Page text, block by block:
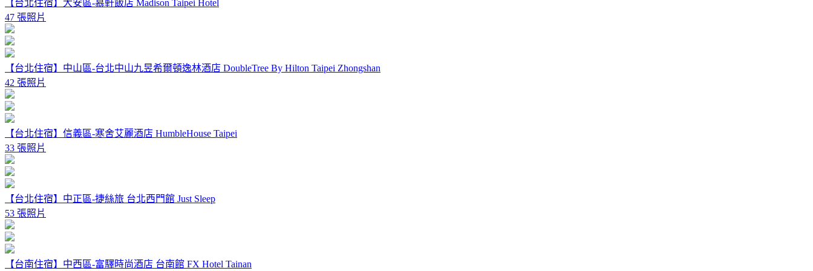
【台北住宿】大安區-慕軒飯店 Madison Taipei Hotel
47 張照片
【台北住宿】中山區-台北中山九昱希爾頓逸林酒店 DoubleTree By Hilton Taipei Zhongshan
42 張照片
【台北住宿】信義區-寒舍艾麗酒店 HumbleHouse Taipei
33 張照片
【台北住宿】中正區-捷絲旅 台北西門館 Just Sleep
53 張照片
【台南住宿】中西區-富驛時尚酒店 台南館 FX Hotel Tainan